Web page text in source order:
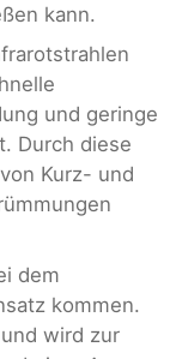
kann.
und geringe
Durch diese
Kurz- und
dem
kommen.
wird zur